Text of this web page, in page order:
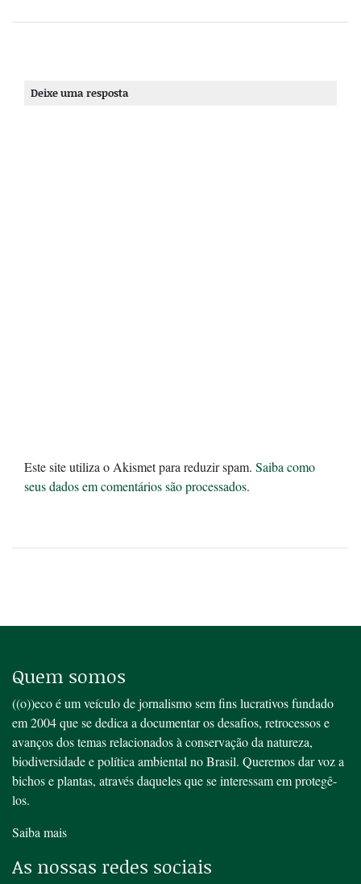
Deixe uma resposta
Este site utiliza o Akismet para reduzir spam. Saiba como
seus dados em comentários são processados.
Quem somos
((o))eco é um veículo de jornalismo sem fins lucrativos fundado
em 2004 que se dedica a documentar os desafios, retrocessos e
avanços dos temas relacionados à conservação da natureza,
biodiversidade e política ambiental no Brasil. Queremos dar voz a
bichos e plantas, através daqueles que se interessam em protegê-
los.
Saiba mais
As nossas redes sociais